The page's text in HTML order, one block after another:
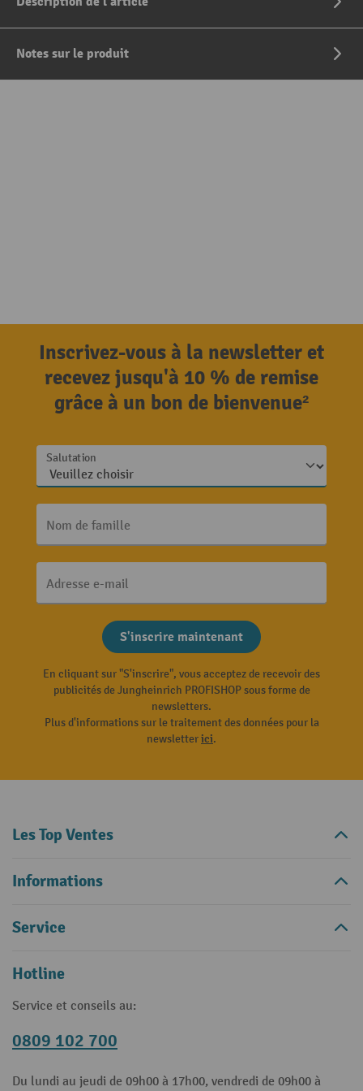
Notes sur le produit
Inscrivez-vous à la newsletter et
recevez jusqu'à 10 % de remise
grâce à un bon de bienvenue²
Salutation
Nom de famille
Adresse e-mail
S'inscrire maintenant
En cliquant sur "S'inscrire", vous acceptez de recevoir des
publicités de Jungheinrich PROFISHOP sous forme de
newsletters.
Plus d'informations sur le traitement des données pour la
newsletterici.
Les Top Ventes
Informations
Service
Hotline
Service et conseils au:
0809 102 700
Du lundi au jeudi de 09h00 à 17h00, vendredi de 09h00 à